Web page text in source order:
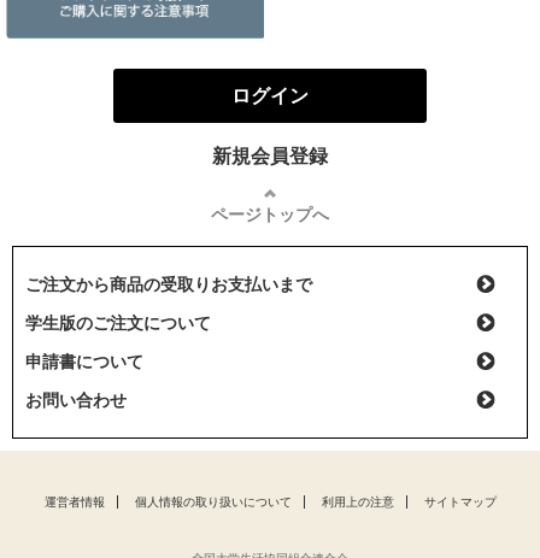
ログイン
新規会員登録
ページトップへ
ご注文から商品の受取りお支払いまで
学生版のご注文について
申請書について
お問い合わせ
運営者情報 個人情報の取り扱いについて 利用上の注意 サイトマップ